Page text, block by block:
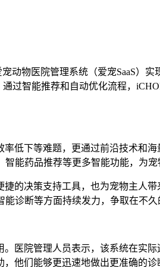
物医院管理系统（爱宠SaaS）
过智能推荐和自动优化流程，
低下等难题，更通过前沿技术和
能药品推荐等更多智能功能，为
的决策支持工具，也为宠物主人
诊断等方面持续发力，争取在不
医院管理人员表示，该系统在实
他们能够更迅速地做出更准确的